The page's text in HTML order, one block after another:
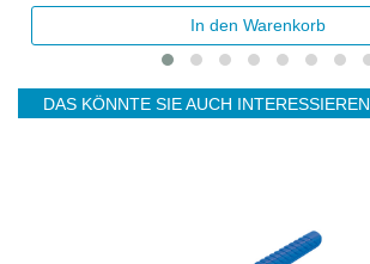
In den Warenkorb
DAS KÖNNTE SIE AUCH INTERESSIEREN